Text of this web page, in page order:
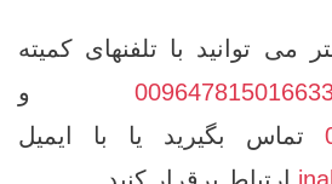
می توانید با تلفنهای کمیته
و
تماس بگیرید یا با ایمیل